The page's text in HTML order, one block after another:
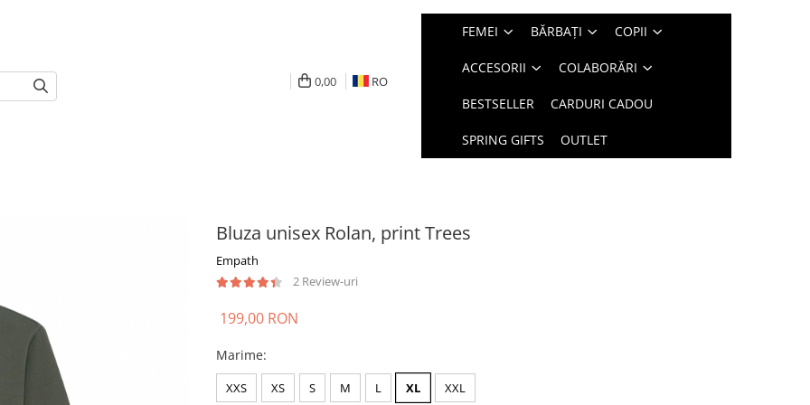
0,00 RO
FEMEI BĂRBAȚI COPII
ACCESORII COLABORĂRI
BESTSELLER CARDURI CADOU
SPRING GIFTS OUTLET
Bluza unisex Rolan, print Trees
Empath
2 Review-uri
199,00 RON
Marime:
XXS XS S M L XL XXL